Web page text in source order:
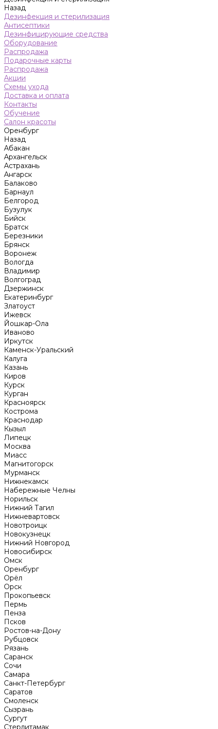
Назад
Дезинфекция и стерилизация
Антисептики
Дезинфицирующие средства
Оборудование
Распродажа
Подарочные карты
Распродажа
Акции
Схемы ухода
Доставка и оплата
Контакты
Обучение
Салон красоты
Оренбург
Назад
Абакан
Архангельск
Астрахань
Ангарск
Балаково
Барнаул
Белгород
Бузулук
Бийск
Братск
Березники
Брянск
Воронеж
Вологда
Владимир
Волгоград
Дзержинск
Екатеринбург
Златоуст
Ижевск
Йошкар-Ола
Иваново
Иркутск
Каменск-Уральский
Калуга
Казань
Киров
Курск
Курган
Красноярск
Кострома
Краснодар
Кызыл
Липецк
Москва
Миасс
Магнитогорск
Мурманск
Нижнекамск
Набережные Челны
Норильск
Нижний Тагил
Нижневартовск
Новотроицк
Новокузнецк
Нижний Новгород
Новосибирск
Омск
Оренбург
Орёл
Орск
Прокопьевск
Пермь
Пенза
Псков
Ростов-на-Дону
Рубцовск
Рязань
Саранск
Сочи
Самара
Санкт-Петербург
Саратов
Смоленск
Сызрань
Сургут
Стерлитамак